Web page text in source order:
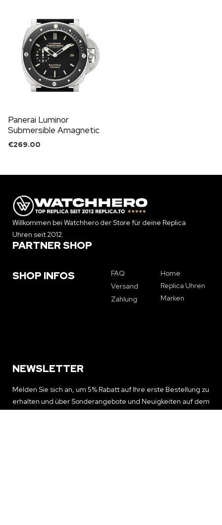
Panerai Luminor
Submersible Amagnetic
mit Kautschukband
€269.00
Willkommen bei Watchhero der Store für deine Replica
Uhren seit 2012.
PARTNER SHOP
SHOP INFOS
FAQ
Versand
Zahlung
Home
Replica Uhren
Marken
NEWSLETTER
Melden Sie sich an, um 5% Rabatt auf Ihre erste Bestellung zu
erhalten und über Sonderangebote und Neuigkeiten auf dem